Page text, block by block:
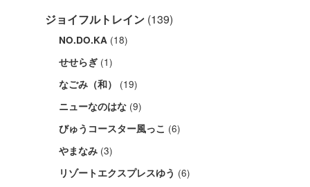
ジョイフルトレイン (139)
NO.DO.KA (18)
せせらぎ (1)
なごみ（和） (19)
ニューなのはな (9)
びゅうコースター風っこ (6)
やまなみ (3)
リゾートエクスプレスゆう (6)